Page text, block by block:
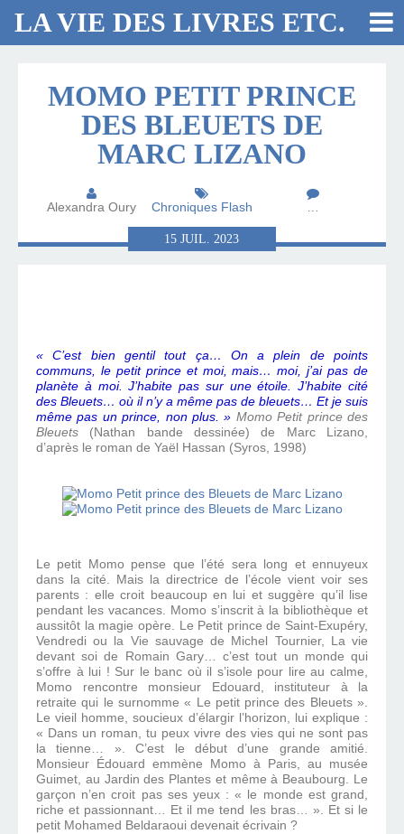
LA VIE DES LIVRES ETC.
MOMO PETIT PRINCE
DES BLEUETS DE
MARC LIZANO
Alexandra Oury Chroniques Flash …
15JUIL.2023
« C’est bien gentil tout ça… On a plein de points
communs, le petit prince et moi, mais… moi, j’ai pas de
planète à moi. J’habite pas sur une étoile. J’habite cité
des Bleuets… où il n’y a même pas de bleuets… Et je suis
même pas un prince, non plus. » Momo Petit prince des
Bleuets (Nathan bande dessinée) de Marc Lizano,
d’après le roman de Yaël Hassan (Syros, 1998)
Le petit Momo pense que l’été sera long et ennuyeux
dans la cité. Mais la directrice de l’école vient voir ses
parents : elle croit beaucoup en lui et suggère qu’il lise
pendant les vacances. Momo s’inscrit à la bibliothèque et
aussitôt la magie opère. Le Petit prince de Saint-Exupéry,
Vendredi ou la Vie sauvage de Michel Tournier, La vie
devant soi de Romain Gary… c’est tout un monde qui
s’offre à lui ! Sur le banc où il s’isole pour lire au calme,
Momo rencontre monsieur Edouard, instituteur à la
retraite qui le surnomme « Le petit prince des Bleuets ».
Le vieil homme, soucieux d’élargir l’horizon, lui explique :
« Dans un roman, tu peux vivre des vies qui ne sont pas
la tienne… ». C’est le début d’une grande amitié.
Monsieur Édouard emmène Momo à Paris, au musée
Guimet, au Jardin des Plantes et même à Beaubourg. Le
garçon n’en croit pas ses yeux : « le monde est grand,
riche et passionnant… Et il me tend les bras… ». Et si le
petit Mohamed Beldaraoui devenait écrivain ?